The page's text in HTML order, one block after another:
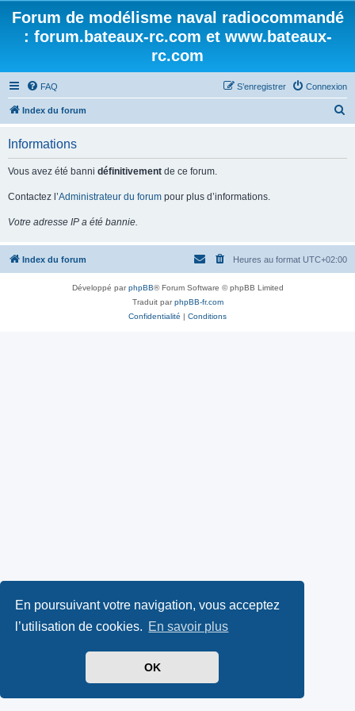
En poursuivant votre navigation, vous acceptez
l’utilisation de cookies. En savoir plus
OK
Forum de modélisme naval radiocommandé
: forum.bateaux-rc.com et www.bateaux-
rc.com
FAQ Connexion
S’enregistrer
Index du forum
e
Informations
Vous avez été banni définitivement de ce forum.
Contactez l’Administrateur du forum pour plus d’informations.
Votre adresse IP a été bannie.
Index du forum Heures au format UTC+02:00
Développé parphpBB® Forum Software © phpBB Limited
Traduit parphpBB-fr.com
Confidentialité | Conditions